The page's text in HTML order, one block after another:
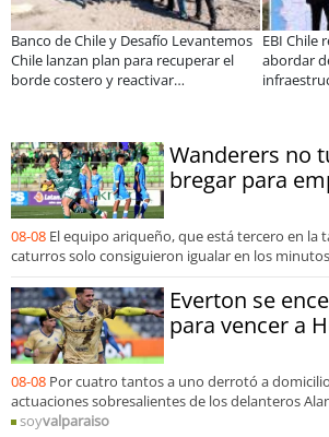
Levantemos
el
EBI Chile reúne a expertos para
abordar desafíos de inversión e
infraestructura en gestión circular
Wanderers no
bregar para
08-08 El equipo ariqueño, que está tercero en la
caturros solo consiguieron igualar en los
Everton se
para vencer a
08-08 Por cuatro tantos a uno derrotó a
actuaciones sobresalientes de los delanteros
soyvalparaiso